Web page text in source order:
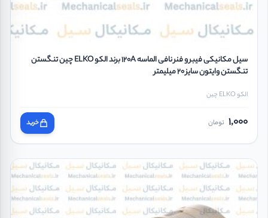
سیل مکانیکی فیبر و فنر نافی الماسه 120A برند الکو ELKO چین تنگستن
تنگستن وایتون سایز 20 میلیمتر
الکو ELKO چین
1,000 تومان خرید